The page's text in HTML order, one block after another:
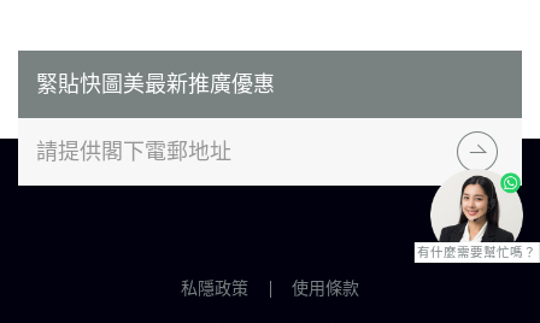
緊貼快圖美最新推廣優惠
私隱政策 使用條款
有什麼需要幫忙嗎？